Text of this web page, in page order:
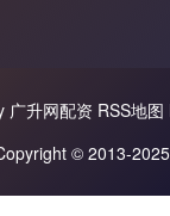
广升网配资 RSS地图
© 2013-2025